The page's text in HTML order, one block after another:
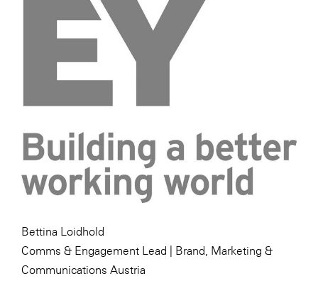
Bettina Loidhold
Comms & Engagement Lead | Brand, Marketing &
Communications Austria